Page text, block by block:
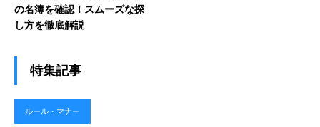
の名簿を確認！スムーズな探
し方を徹底解説
特集記事
ルール・マナー